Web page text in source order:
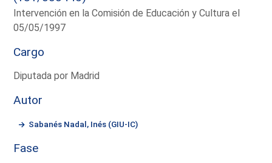
Intervención en la Comisión de Educación y Cultura el
05/05/1997
Cargo
Diputada por Madrid
Autor
Sabanés Nadal, Inés (GIU-IC)
Fase